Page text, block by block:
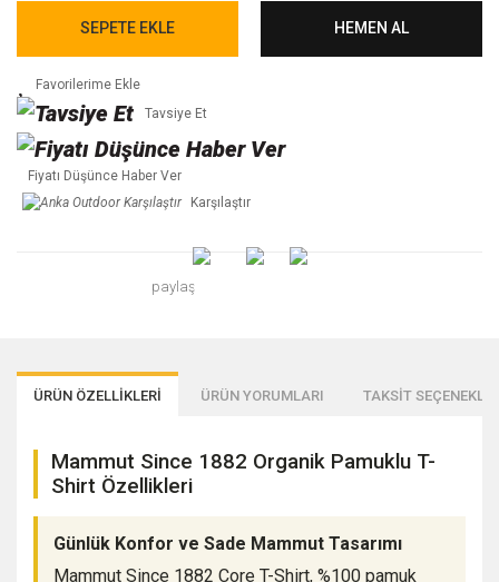
SEPETE EKLE HEMEN AL
Tavsiye Et
Fiyatı Düşünce Haber Ver
Karşılaştır
paylaş
ÜRÜN ÖZELLİKLERİ ÜRÜN YORUMLARI TAKSİT
Mammut Since 1882 Organik Pamuklu T-
Shirt Özellikleri
Günlük Konfor ve Sade Mammut Tasarımı
Mammut Since 1882 Core T-Shirt, %100 pamuk